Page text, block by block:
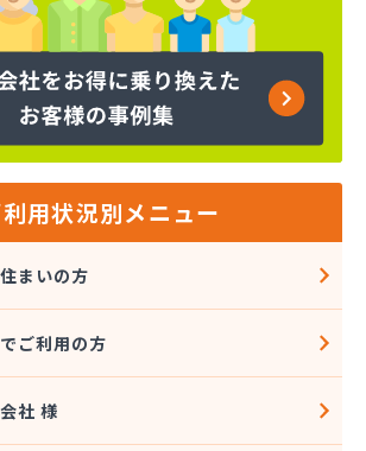
社
備株式会社
式会社
社
用状況別メニュー
まいの方
ご利用の方
社 様